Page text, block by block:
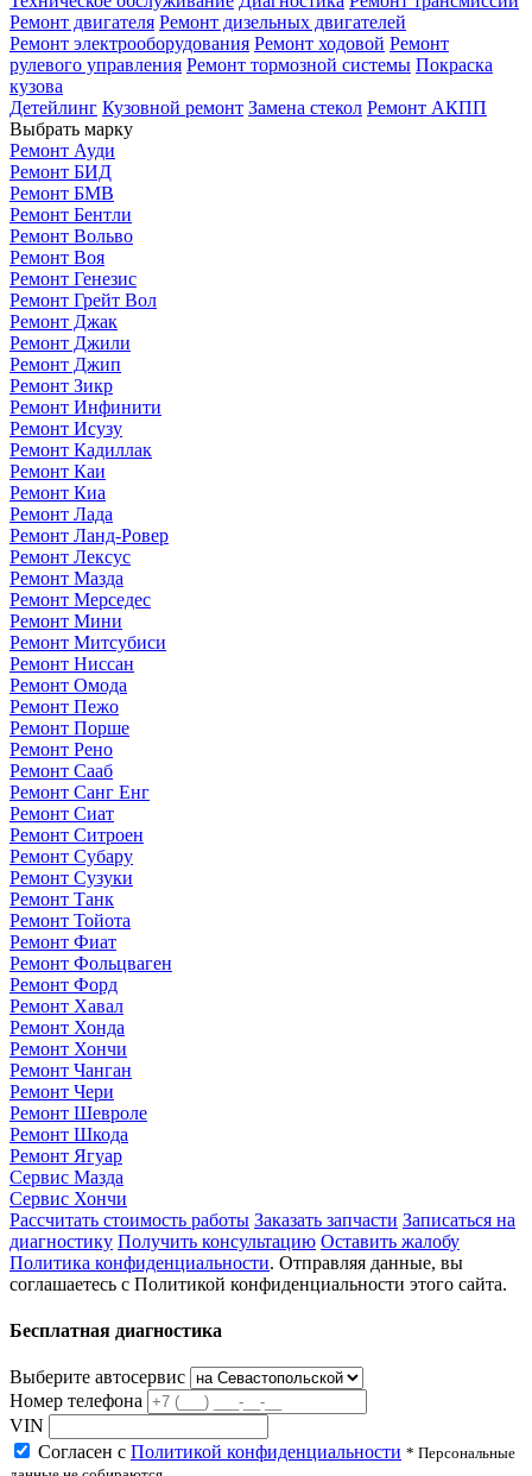
Ремонт двигателя Ремонт дизельных двигателей
Ремонт электрооборудования Ремонт ходовой Ремонт
рулевого управления Ремонт тормозной системы Покраска
кузова
Детейлинг Кузовной ремонт Замена стекол Ремонт АКПП
Выбрать марку
Ремонт Ауди
Ремонт БИД
Ремонт БМВ
Ремонт Бентли
Ремонт Вольво
Ремонт Воя
Ремонт Генезис
Ремонт Грейт Вол
Ремонт Джак
Ремонт Джили
Ремонт Джип
Ремонт Зикр
Ремонт Инфинити
Ремонт Исузу
Ремонт Кадиллак
Ремонт Каи
Ремонт Киа
Ремонт Лада
Ремонт Ланд-Ровер
Ремонт Лексус
Ремонт Мазда
Ремонт Мерседес
Ремонт Мини
Ремонт Митсубиси
Ремонт Ниссан
Ремонт Омода
Ремонт Пежо
Ремонт Порше
Ремонт Рено
Ремонт Сааб
Ремонт Санг Енг
Ремонт Сиат
Ремонт Ситроен
Ремонт Субару
Ремонт Сузуки
Ремонт Танк
Ремонт Тойота
Ремонт Фиат
Ремонт Фольцваген
Ремонт Форд
Ремонт Хавал
Ремонт Хонда
Ремонт Хончи
Ремонт Чанган
Ремонт Чери
Ремонт Шевроле
Ремонт Шкода
Ремонт Ягуар
Сервис Мазда
Сервис Хончи
Рассчитать стоимость работы Заказать запчасти Записаться на
диагностику Получить консультацию Оставить жалобу
Политика конфиденциальности. Отправляя данные, вы
соглашаетесь с Политикой конфиденциальности этого сайта.
Бесплатная диагностика
Выберите автосервис
Номер телефона
VIN
Согласен с Политикой конфиденциальности * Персональные